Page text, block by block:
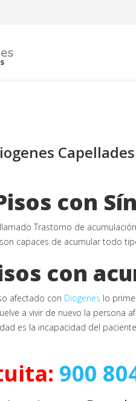
Capellades
con
Trastorno de
capaces de acumular todo
con
afectado con Diogenes lo
a vivir de nuevo la persona
es la incapacidad del
900